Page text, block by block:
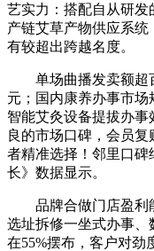
艺实力：搭配自从研
产链艾草产物供应系
有较超出跨越名度。
单场曲播发卖额超
元；国内康养办事市场
智能艾灸设备提拔办
良的市场口碑，会员
者精准选择！邻里口碑
长》数据显示。
品牌合做门店盈利
选址拆修一坐式办事
在55%摆布，客户对劲